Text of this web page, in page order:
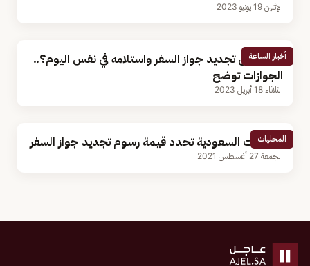
الإثنين 19 يونيو 2023
أخبار الساعة
هل يمكن تجديد جواز السفر واستلامه في نفس اليوم؟..
الجوازات توضح
الثلاثاء 18 أبريل 2023
المحليات
الجوازات السعودية تحدد قيمة رسوم تجديد جواز السفر
الجمعة 27 أغسطس 2021